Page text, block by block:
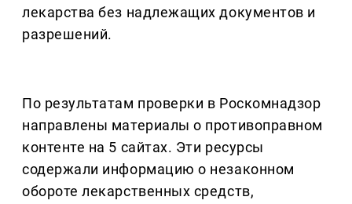
лекарства без надлежащих документов и
разрешений.
По результатам проверки в Роскомнадзор
направлены материалы о противоправном
контенте на 5 сайтах. Эти ресурсы
содержали информацию о незаконном
обороте лекарственных средств,